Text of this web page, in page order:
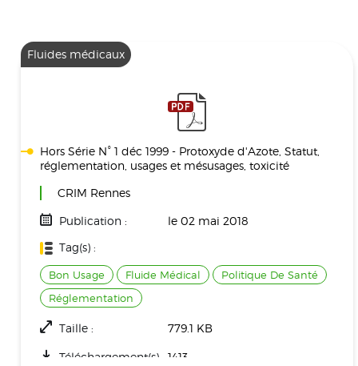
Fluides médicaux
Hors Série N° 1 déc 1999 - Protoxyde d'Azote, Statut,
réglementation, usages et mésusages, toxicité
CRIM Rennes
Publication :
le 02 mai 2018
Tag(s) :
Bon Usage Fluide Médical
Politique De Santé
Réglementation
Taille : 779.1 KB
Téléchargement(s) : 1413